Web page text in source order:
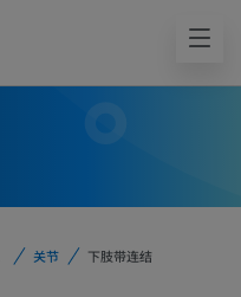
关节 下肢带连结